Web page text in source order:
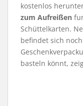
kostenlos
zum Aufreißen
Schüttelkarten.
befindet sich
basteln könnt,